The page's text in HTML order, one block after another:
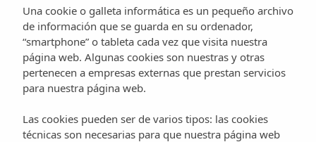
ibicencas, pura
sencillez
Can Planells
Comments
Una cookie o galleta informática es un pequeño archivo
de información que se guarda en su ordenador,
“smartphone” o tableta cada vez que visita nuestra
página web. Algunas cookies son nuestras y otras
pertenecen a empresas externas que prestan servicios
para nuestra página web.
Las cookies pueden ser de varios tipos: las cookies
técnicas son necesarias para que nuestra página web